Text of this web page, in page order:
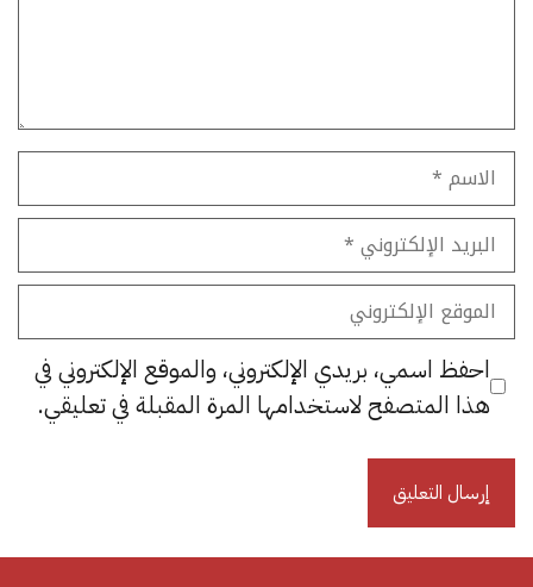
الاسم
البريد
الإلكتروني
الموقع
الإلكتروني
احفظ اسمي، بريدي الإلكتروني، والموقع الإلكتروني في
هذا المتصفح لاستخدامها المرة المقبلة في تعليقي.